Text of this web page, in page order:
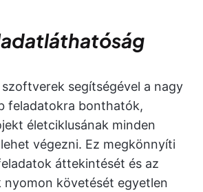
segítségével a nagy
feladatokra bonthatók,
életciklusának minden
végezni. Ez megkönnyíti
áttekintését és az
nyomon követését egyetlen